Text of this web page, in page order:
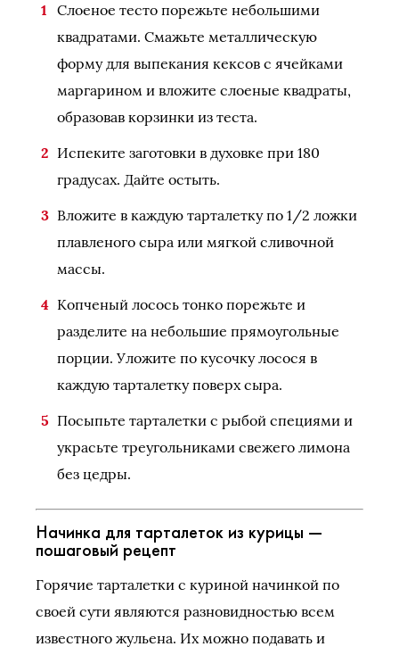
Слоеное тесто порежьте небольшими
квадратами. Смажьте металлическую
форму для выпекания кексов с ячейками
маргарином и вложите слоеные квадраты,
образовав корзинки из теста.
Испеките заготовки в духовке при 180
градусах. Дайте остыть.
Вложите в каждую тарталетку по 1/2 ложки
плавленого сыра или мягкой сливочной
массы.
Копченый лосось тонко порежьте и
разделите на небольшие прямоугольные
порции. Уложите по кусочку лосося в
каждую тарталетку поверх сыра.
Посыпьте тарталетки с рыбой специями и
украсьте треугольниками свежего лимона
без цедры.
Начинка для тарталеток из курицы —
пошаговый рецепт
Горячие тарталетки с куриной начинкой по
своей сути являются разновидностью всем
известного жульена. Их можно подавать и